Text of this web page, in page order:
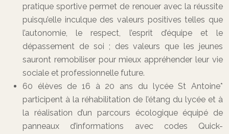
pratique sportive permet de renouer avec la réussite
puisqu’elle inculque des valeurs positives telles que
l’autonomie, le respect, l’esprit d’équipe et le
dépassement de soi ; des valeurs que les jeunes
sauront remobiliser pour mieux appréhender leur vie
sociale et professionnelle future.
60 élèves de 16 à 20 ans du lycée St Antoine*
participent à la réhabilitation de l’étang du lycée et à
la réalisation d’un parcours écologique équipé de
panneaux d’informations avec codes Quick-